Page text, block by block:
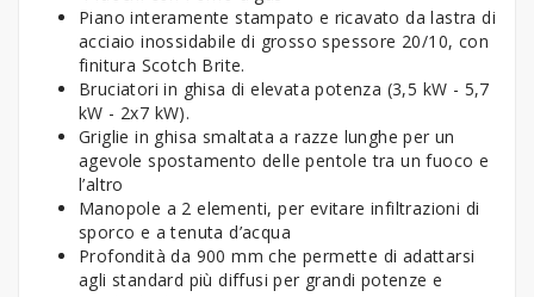
Piano interamente stampato e ricavato da lastra di
acciaio inossidabile di grosso spessore 20/10, con
finitura Scotch Brite.
Bruciatori in ghisa di elevata potenza (3,5 kW - 5,7
kW - 2x7 kW).
Griglie in ghisa smaltata a razze lunghe per un
agevole spostamento delle pentole tra un fuoco e
l’altro
Manopole a 2 elementi, per evitare infiltrazioni di
sporco e a tenuta d’acqua
Profondità da 900 mm che permette di adattarsi
agli standard più diffusi per grandi potenze e